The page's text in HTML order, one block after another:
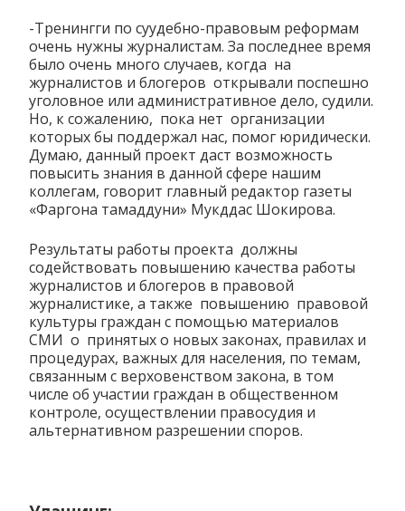
-Тренингги по суудебно-правовым реформам
очень нужны журналистам. За последнее время
было очень много случаев, когда на
журналистов и блогеров открывали поспешно
уголовное или административное дело, судили.
Но, к сожалению, пока нет организации
которых бы поддержал нас, помог юридически.
Думаю, данный проект даст возможность
повысить знания в данной сфере нашим
коллегам, говорит главный редактор газеты
«Фаргона тамаддуни» Мукддас Шокирова.
Результаты работы проекта должны
содействовать повышению качества работы
журналистов и блогеров в правовой
журналистике, а также повышению правовой
культуры граждан с помощью материалов
СМИ о принятых о новых законах, правилах и
процедурах, важных для населения, по темам,
связанным с верховенством закона, в том
числе об участии граждан в общественном
контроле, осуществлении правосудия и
альтернативном разрешении споров.